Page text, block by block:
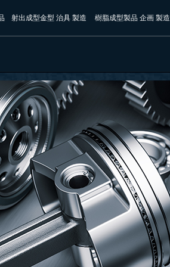
射出成型金型 治具 製造 樹脂成型製品 企画 製造